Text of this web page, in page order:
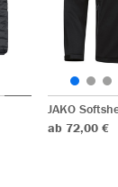
JAKO
ab 72,00 €